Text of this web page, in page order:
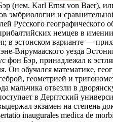
(нем. Karl Ernst von Baer),
эмбриологии и
Русского географического
немцев в
в эстонском варианте —
Вирумааского уезда
фон Бэр, принадлежал к
Он обучался математике,
геометрией и
мальчика отвезли в
в Дерптский
экзамен на степень
inaugurales medica de